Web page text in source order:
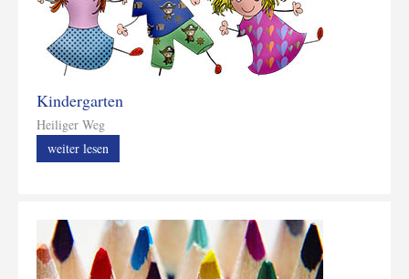
Kindergarten
Heiliger Weg
weiter lesen